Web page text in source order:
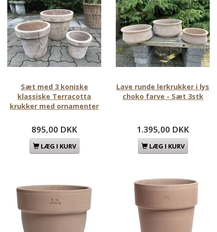
Sæt med 3 koniske
klassiske Terracotta
krukker med ornamenter
895,00 DKK
LÆG I KURV
Lave runde lerkrukker i lys
choko farve - Sæt 3stk
1.395,00 DKK
LÆG I KURV